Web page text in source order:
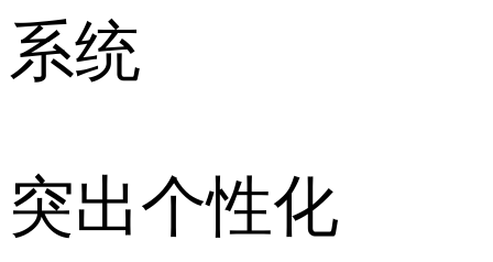
系统
突出个性化